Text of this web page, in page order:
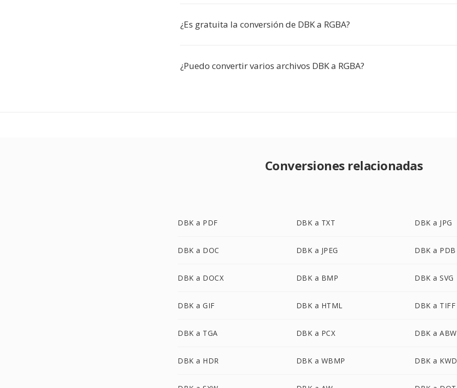
¿Es gratuita la conversión de DBK a RGBA?
¿Puedo convertir varios archivos DBK a RGBA?
Conversiones relacionadas
DBK a PDF DBK a TXT DBK a JPG
DBK a DOC DBK a JPEG DBK a PDB
DBK a DOCX DBK a BMP DBK a SVG
DBK a GIF DBK a HTML DBK a TIFF
DBK a TGA DBK a PCX DBK a ABW
DBK a HDR DBK a WBMP DBK a KWD